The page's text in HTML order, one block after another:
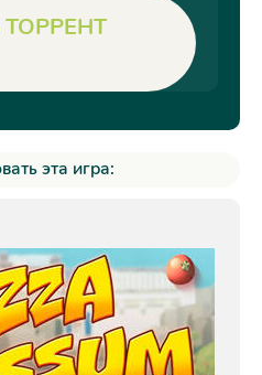
эта игра: